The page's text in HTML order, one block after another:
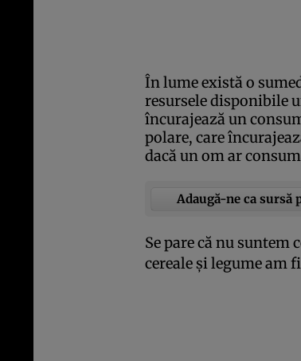
În lume există o
resursele disponibile
încurajează un
polare, care
dacă un om ar
Adaugă-ne ca sursă
Se pare că nu
cereale şi legume am